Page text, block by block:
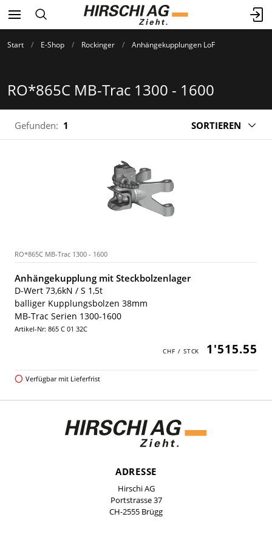
Start E-Shop Rockinger Anhängekupplungen LoF
RO*865C MB-Trac 1300 - 1600
Gefunden: 1 SORTIEREN
RO*865C MB-Trac 1300 - 1600
Anhängekupplung mit Steckbolzenlager
D-Wert 73,6kN / S 1,5t
balliger Kupplungsbolzen 38mm
MB-Trac Serien 1300-1600
Artikel-Nr: 865 C 01 32C
1'515.55
Verfügbar mit Lieferfrist
ADRESSE
Hirschi AG
Portstrasse 37
CH-2555 Brügg